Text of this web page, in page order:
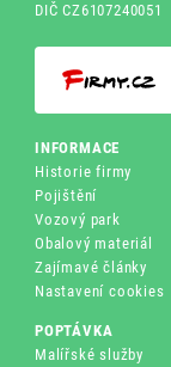
DIČ CZ6107240051
INFORMACE
Historie firmy
Pojištění
Vozový park
Obalový materiál
Zajímavé články
Nastavení cookies
POPTÁVKA
Malířské služby